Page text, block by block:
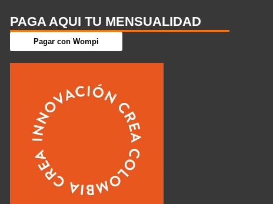
PAGA AQUI TU MENSUALIDAD
Pagar con Wompi